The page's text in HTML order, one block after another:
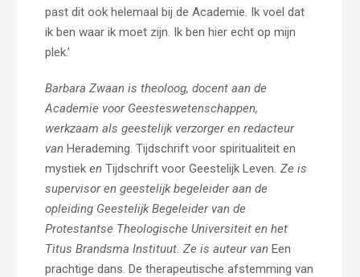
past dit ook helemaal bij de Academie. Ik voel dat
ik ben waar ik moet zijn. Ik ben hier echt op mijn
plek.’
Barbara Zwaan is theoloog, docent aan de
Academie voor Geesteswetenschappen,
werkzaam als geestelijk verzorger en redacteur
vanHerademing. Tijdschrift voor spiritualiteit en
mystiek enTijdschrift voor Geestelijk Leven. Ze is
supervisor en geestelijk begeleider aan de
opleiding Geestelijk Begeleider van de
Protestantse Theologische Universiteit en het
Titus Brandsma Instituut. Ze is auteur vanEen
prachtige dans. De therapeutische afstemming van